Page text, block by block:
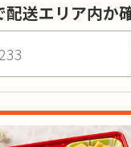
分に制限があり、
慮が必要な方向
ちの方は事前に医
します。
配送エリア内か